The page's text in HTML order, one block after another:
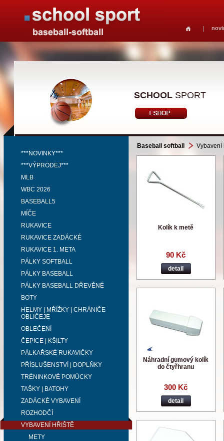
SCHOOL SPORT
***NOVINKY***
***VÝPRODEJ***
MLB
WBC 2026
BASEBALL5
MÍČE
RUKAVICE
RUKAVICE ZADÁCKÉ
RUKAVICE 1. META
PÁLKY SOFTBALL
PÁLKY BASEBALL
PÁLKY BASEBALL DŘEVĚNÉ
BOTY
HELMY | MŘÍŽKY | CHRÁNIČE
OBLIČEJE
OBLEČENÍ
ČEPICE | KŠILTY
PÁLKAŘSKÉ RUKAVIČKY
PŘÍSLUŠENSTVÍ | DOPLŇKY
TRÉNINKOVÉ POMŮCKY
TAŠKY | BATOHY
ZADÁCKÉ VYBAVENÍ
ROZHODČÍ
VYBAVENÍ HŘIŠTĚ
METY
Baseball softball Vybavení
Kolík k metě
90 Kč
detail
Náhradní gumový kolík
do čtyřhranu
300 Kč
detail